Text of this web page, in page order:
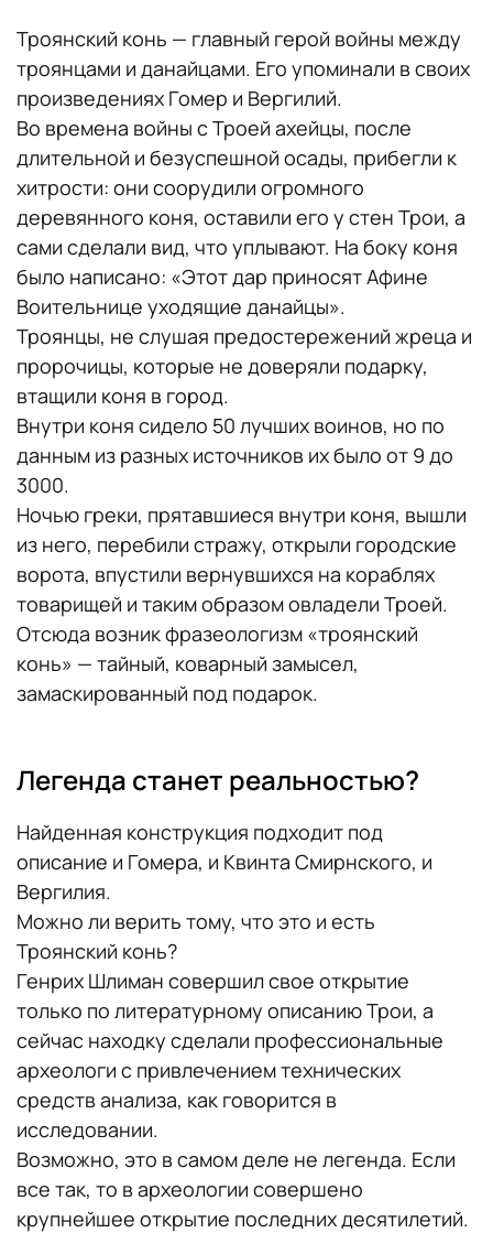
Троянский конь — главный герой войны между
троянцами и данайцами. Его упоминали в своих
произведениях Гомер и Вергилий.
Во времена войны с Троей ахейцы, после
длительной и безуспешной осады, прибегли к
хитрости: они соорудили огромного
деревянного коня, оставили его у стен Трои, а
сами сделали вид, что уплывают. На боку коня
было написано: «Этот дар приносят Афине
Воительнице уходящие данайцы».
Троянцы, не слушая предостережений жреца и
пророчицы, которые не доверяли подарку,
втащили коня в город.
Внутри коня сидело 50 лучших воинов, но по
данным из разных источников их было от 9 до
3000.
Ночью греки, прятавшиеся внутри коня, вышли
из него, перебили стражу, открыли городские
ворота, впустили вернувшихся на кораблях
товарищей и таким образом овладели Троей.
Отсюда возник фразеологизм «троянский
конь» — тайный, коварный замысел,
замаскированный под подарок.
Легенда станет реальностью?
Найденная конструкция подходит под
описание и Гомера, и Квинта Смирнского, и
Вергилия.
Можно ли верить тому, что это и есть
Троянский конь?
Генрих Шлиман совершил свое открытие
только по литературному описанию Трои, а
сейчас находку сделали профессиональные
археологи с привлечением технических
средств анализа, как говорится в
исследовании.
Возможно, это в самом деле не легенда. Если
все так, то в археологии совершено
крупнейшее открытие последних десятилетий.